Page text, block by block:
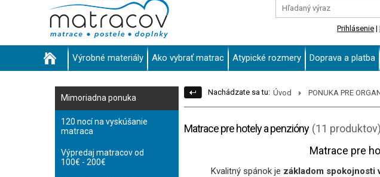
Prihlásenie |
Výrobné materiály Ako vybrať matrac Atypické rozmery Doprava a platba
Mimoriadna ponuka
120 nocí na vyskúšanie
matraca
Výpredaj matracov od
100€ - 200€
Nachádzate sa tu: Úvod PONUKA PRE
Matrace pre hotely a penzióny (11 produktov)
Matrace pre
Kvalitný spánok je základom spokojnosti